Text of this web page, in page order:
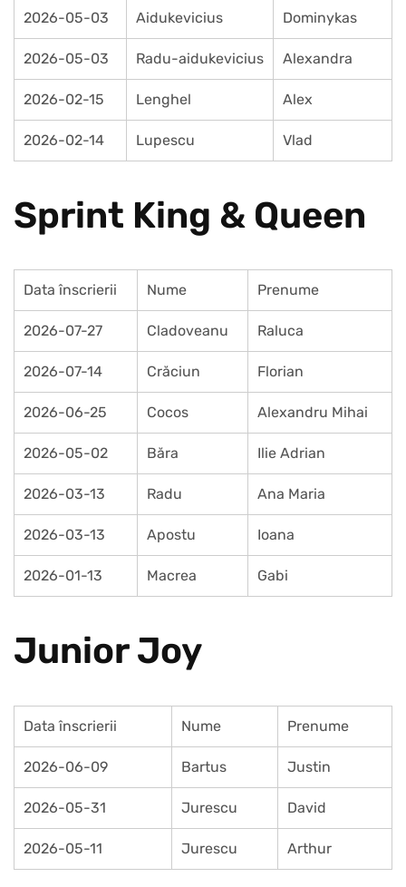
2026-05-03 Aidukevicius Dominykas
2026-05-03 Radu-aidukevicius Alexandra
2026-02-15 Lenghel Alex
2026-02-14 Lupescu Vlad
Sprint King & Queen
Data înscrierii Nume Prenume
2026-07-27 Cladoveanu Raluca
2026-07-14 Crăciun Florian
2026-06-25 Cocos Alexandru Mihai
2026-05-02 Băra Ilie Adrian
2026-03-13 Radu Ana Maria
2026-03-13 Apostu Ioana
2026-01-13 Macrea Gabi
Junior Joy
Data înscrierii Nume Prenume
2026-06-09 Bartus Justin
2026-05-31 Jurescu David
2026-05-11 Jurescu Arthur